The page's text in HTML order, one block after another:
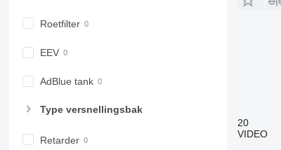
Roetfilter
EEV
AdBlue tank
Type versnellingsbak
Retarder
20
VIDEO